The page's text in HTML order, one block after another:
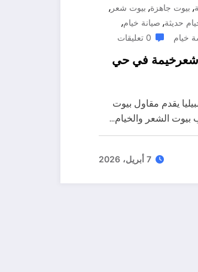
, بيوت جاهزة, بيوت شعر ,
حديثة, صيانة خيام,
خيام 0 تعليقات
شعرخيمة في حي
يقدم مقاول بيوت
بيوت الشعر والخيام…
7 أبريل، 2026